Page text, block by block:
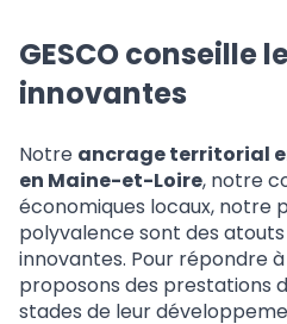
GESCO conseille
innovantes
Notre ancrage territorial
en Maine-et-Loire, notre
économiques locaux, notre
polyvalence sont des
innovantes. Pour répondre
proposons des prestations
stades de leur